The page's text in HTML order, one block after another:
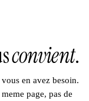
convient.
en avez besoin.
page, pas de